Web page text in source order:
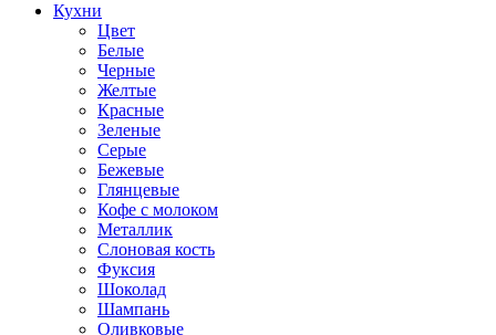
Кухни
Цвет
Белые
Черные
Желтые
Красные
Зеленые
Серые
Бежевые
Глянцевые
Кофе с молоком
Металлик
Слоновая кость
Фуксия
Шоколад
Шампань
Оливковые